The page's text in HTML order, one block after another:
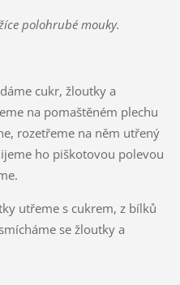
polohrubé mouky.
cukr, žloutky a
na pomaštěném plechu
rozetřeme na něm utřený
ho piškotovou polevou
utřeme s cukrem, z bílků
se žloutky a